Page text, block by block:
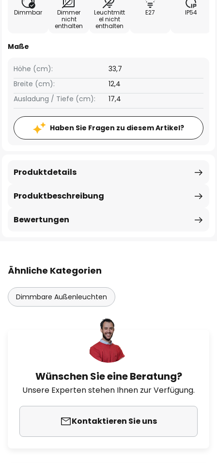
Dimmbar
Dimmer
nicht
enthalten
Leuchtmitt
el nicht
enthalten
E27 IP54
Maße
Breite (cm): 12,4
Höhe (cm): 33,7
Ausladung / Tiefe (cm): 17,4
Haben Sie Fragen zu diesem Artikel?
Produktbeschreibung
Produktdetails
Bewertungen
Ähnliche Kategorien
Dimmbare Außenleuchten
Wünschen Sie eine Beratung?
Unsere Experten stehen Ihnen zur Verfügung.
Kontaktieren Sie uns